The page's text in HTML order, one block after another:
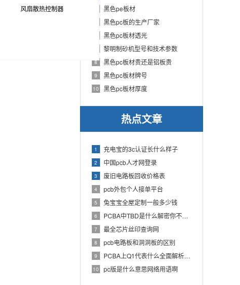
风扇散热控制器 黑色pe板材
黑色pc板的生产厂家
黑色pc板材透光
黎明制砂机型号和技术参数
8 黑色pc板材贵还是铝板贵
9 黑色pc板材牌号
10 黑色pc板材厚度
热点文章
1 充电宝的3c认证长什么样子
2 中国pcb人才网登录
3 废旧电路板回收价格表
4 pcb外包个人接单平台
5 兔宝宝全屋定制一般多少钱
6 PCBA中TBD是什么解密你不知道的电子行业术语
7 最全芯片丝印查询网
8 pcb电路板和洞洞板的区别
9 PCBA上Q1代表什么全面解析PCB电路板中Q1的作用
10 pc版是什么意思网络用语啊